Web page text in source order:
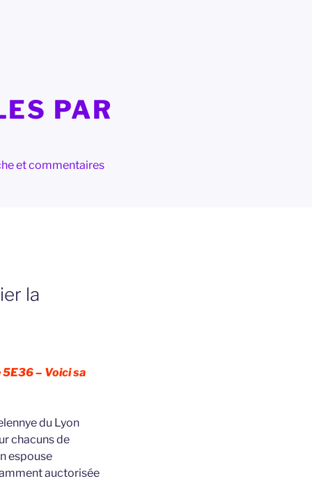
PAR
et commentaires
la
– Voici sa
du Lyon
chacuns de
espouse
auctorisée